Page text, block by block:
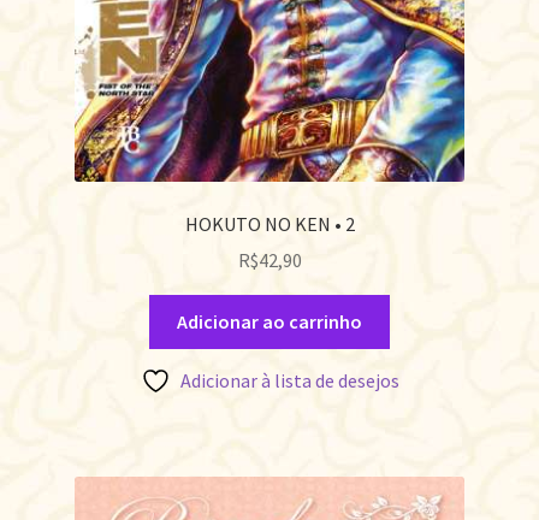
HOKUTO NO KEN • 2
R$42,90
Adicionar ao carrinho
Adicionar à lista de desejos